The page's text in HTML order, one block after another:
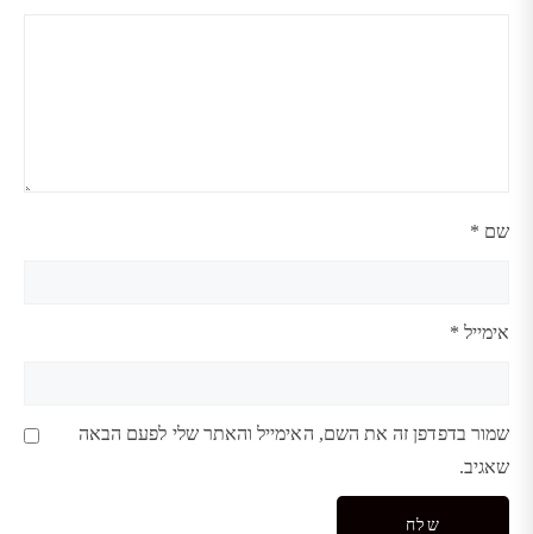
שם *
אימייל *
שמור בדפדפן זה את השם, האימייל והאתר שלי לפעם הבאה
שאגיב.